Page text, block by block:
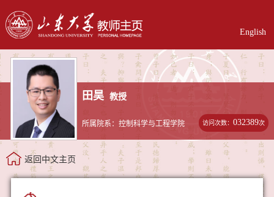
English
田昊 教授
所属院系：控制科学与工程学院 访问次数：032389次
返回中文主页